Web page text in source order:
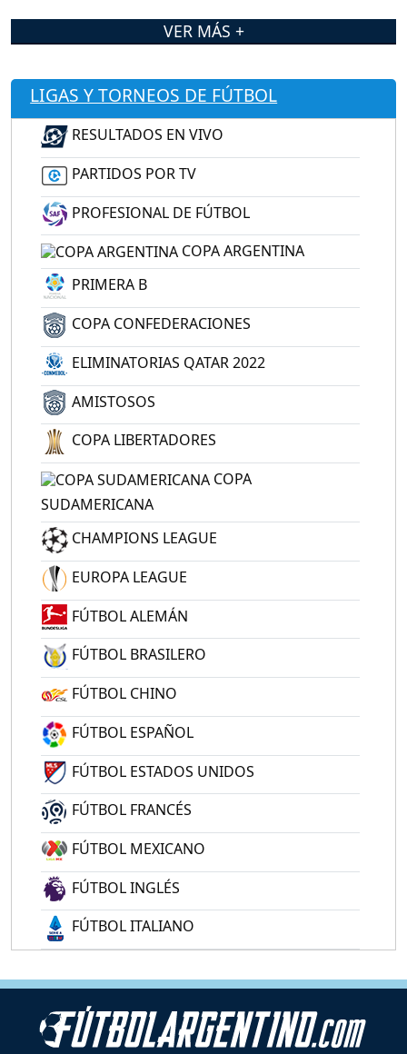
VER MÁS +
LIGAS Y TORNEOS DE FÚTBOL
RESULTADOS EN VIVO
PARTIDOS POR TV
PROFESIONAL DE FÚTBOL
COPA ARGENTINA
PRIMERA B
COPA CONFEDERACIONES
ELIMINATORIAS QATAR 2022
AMISTOSOS
COPA LIBERTADORES
COPA
SUDAMERICANA
CHAMPIONS LEAGUE
EUROPA LEAGUE
FÚTBOL ALEMÁN
FÚTBOL BRASILERO
FÚTBOL CHINO
FÚTBOL ESPAÑOL
FÚTBOL ESTADOS UNIDOS
FÚTBOL FRANCÉS
FÚTBOL MEXICANO
FÚTBOL INGLÉS
FÚTBOL ITALIANO